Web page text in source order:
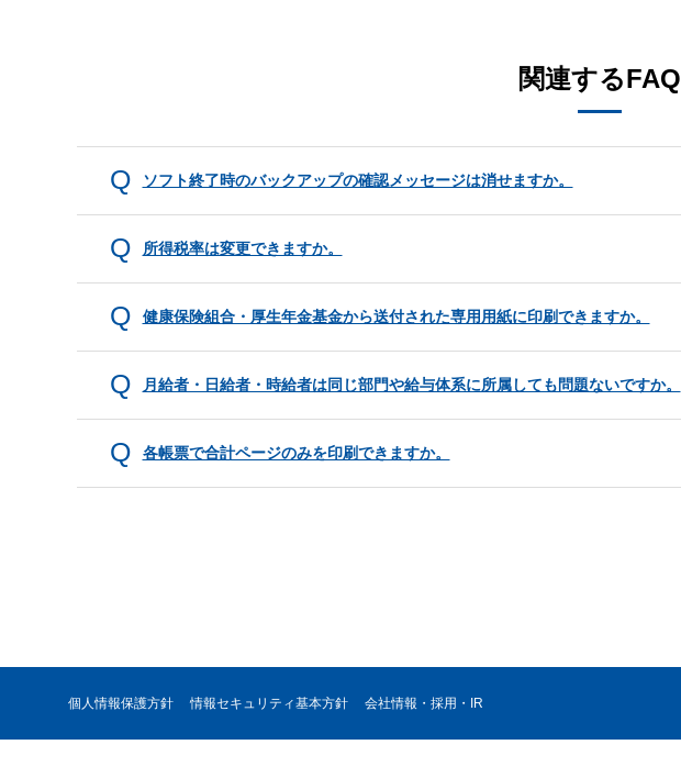
関連するFAQ
ソフト終了時のバックアップの確認メッセージは消せますか。
所得税率は変更できますか。
健康保険組合・厚生年金基金から送付された専用用紙に印刷できますか。
月給者・日給者・時給者は同じ部門や給与体系に所属しても問題ないですか。
各帳票で合計ページのみを印刷できますか。
個人情報保護方針 情報セキュリティ基本方針 会社情報・採用・IR